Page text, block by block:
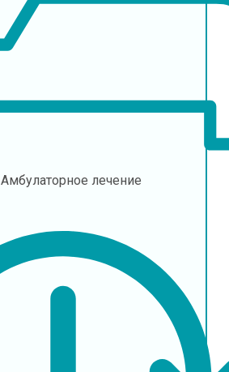
Амбулаторное лечение